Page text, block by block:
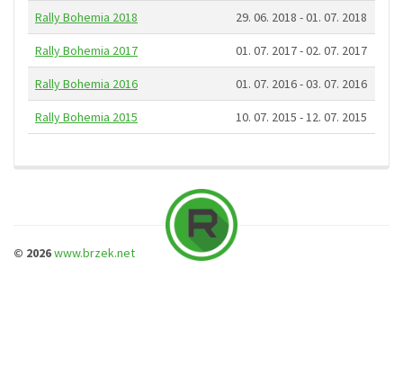
Rally Bohemia 2018 29. 06. 2018 - 01. 07. 2018
Rally Bohemia 2017 01. 07. 2017 - 02. 07. 2017
Rally Bohemia 2016 01. 07. 2016 - 03. 07. 2016
Rally Bohemia 2015 10. 07. 2015 - 12. 07. 2015
© 2026www.brzek.net